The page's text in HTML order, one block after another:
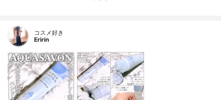
コスメ好き
Eririn